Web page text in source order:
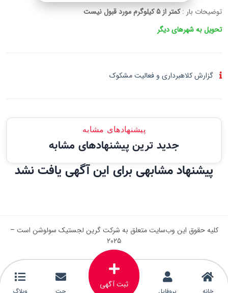
توضیحات بار :کمتر از 5 کیلوگرم مورد قبول نیست
تحویل به شهرهای دیگر
گزارش کلاهبرداری و فعالیت مشکوک
پیشنهادهای مشابه
جدید ترین پیشنهادهای مشابه
پیشنهاد مشابهی برای این آگهی یافت نشد
کلیه حقوق این وب‌سایت متعلق به شرکت گرین لجستیک سولوشن است –
۲۰۲۵
ثبت آگهی